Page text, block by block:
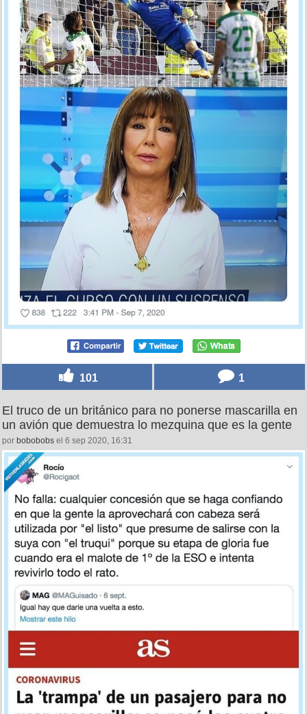
101 1
El truco de un británico para no ponerse mascarilla en
un avión que demuestra lo mezquina que es la gente
por bobobobs el 6 sep 2020, 16:31